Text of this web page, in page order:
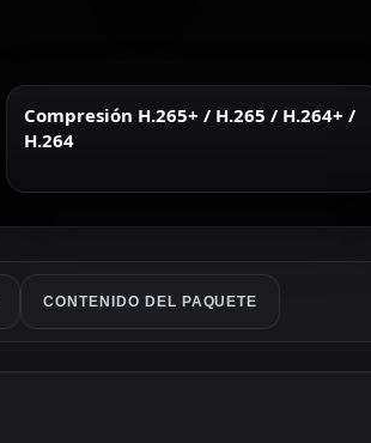
Compresión H.265+ / H.265 / H.264+ /
H.264
CONTENIDO DEL PAQUETE